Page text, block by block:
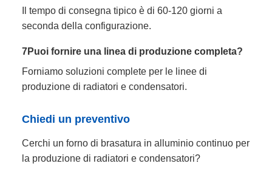
Il tempo di consegna tipico è di 60-120 giorni a
seconda della configurazione.
7Puoi fornire una linea di produzione completa?
Forniamo soluzioni complete per le linee di
produzione di radiatori e condensatori.
Chiedi un preventivo
Cerchi un forno di brasatura in alluminio continuo per
la produzione di radiatori e condensatori?